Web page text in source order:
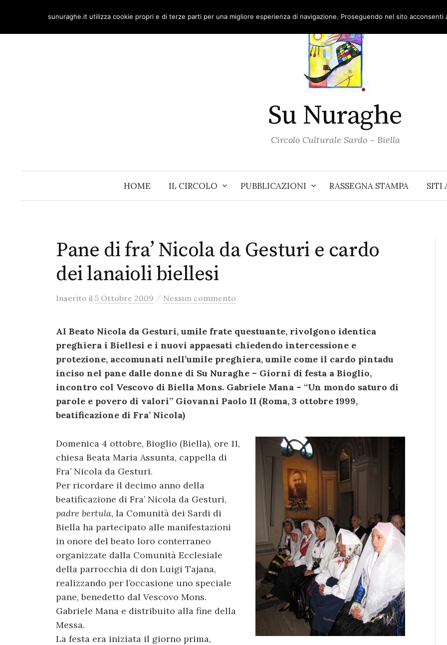
content
Su Nuraghe
Circolo Culturale Sardo ~ Biella
HOME IL CIRCOLO PUBBLICAZIONI RASSEGNA STAMPA SITI
Pane di fra’ Nicola da Gesturi e cardo
dei lanaioli biellesi
Inserito il 5 Ottobre 2009 / Nessun commento
Al Beato Nicola da Gesturi, umile frate questuante, rivolgono identica
preghiera i Biellesi e i nuovi appaesati chiedendo intercessione e
protezione, accomunati nell’umile preghiera, umile come il cardo pintadu
inciso nel pane dalle donne di Su Nuraghe – Giorni di festa a Bioglio,
incontro col Vescovo di Biella Mons. Gabriele Mana – “Un mondo saturo di
parole e povero di valori” Giovanni Paolo II (Roma, 3 ottobre 1999,
beatificazione di Fra’ Nicola)
Domenica 4 ottobre, Bioglio (Biella), ore 11,
chiesa Beata Maria Assunta, cappella di
Fra’ Nicola da Gesturi.
Per ricordare il decimo anno della
beatificazione di Fra’ Nicola da Gesturi,
padre bertula, la Comunità dei Sardi di
Biella ha partecipato alle manifestazioni
in onore del beato loro conterraneo
organizzate dalla Comunità Ecclesiale
della parrocchia di don Luigi Tajana,
realizzando per l’occasione uno speciale
pane, benedetto dal Vescovo Mons.
Gabriele Mana e distribuito alla fine della
Messa.
La festa era iniziata il giorno prima,
sunuraghe.it utilizza cookie propri e di terze parti per una migliore esperienza di navigazione. Proseguendo nel sito acconsenti